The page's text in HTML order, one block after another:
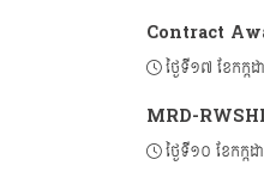
Contract
ថ្ងៃទី១៧ ខែកក្
MRD-
ថ្ងៃទី១០ ខែកក្ក